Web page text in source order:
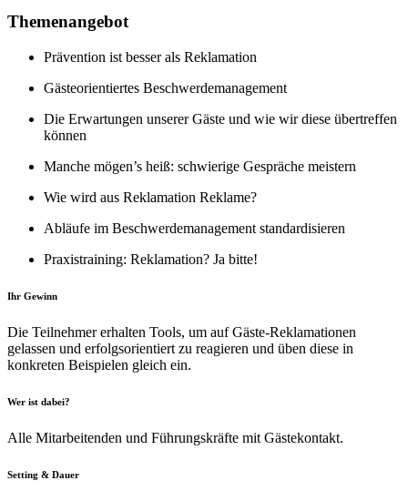
Themenangebot
Prävention ist besser als Reklamation
Gästeorientiertes Beschwerdemanagement
Die Erwartungen unserer Gäste und wie wir diese übertreffen
können
Manche mögen’s heiß: schwierige Gespräche meistern
Wie wird aus Reklamation Reklame?
Abläufe im Beschwerdemanagement standardisieren
Praxistraining: Reklamation? Ja bitte!
Ihr Gewinn
Die Teilnehmer erhalten Tools, um auf Gäste-Reklamationen
gelassen und erfolgsorientiert zu reagieren und üben diese in
konkreten Beispielen gleich ein.
Wer ist dabei?
Alle Mitarbeitenden und Führungskräfte mit Gästekontakt.
Setting & Dauer